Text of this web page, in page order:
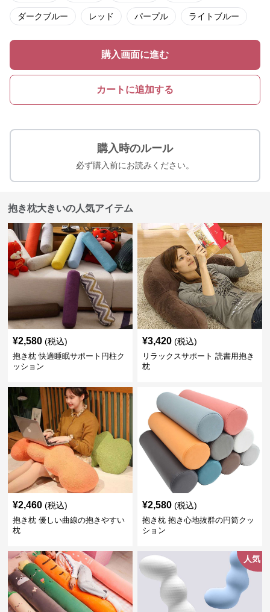
ダークブルー レッド パープル ライトブルー
購入画面に進む
カートに追加する
購入時のルール
必ず購入前にお読みください。
抱き枕大きいの人気アイテム
¥2,580 (税込)
抱き枕 快適睡眠サポート円柱ク
ッション
¥3,420 (税込)
リラックスサポート 読書用抱き
枕
¥2,460 (税込)
抱き枕 優しい曲線の抱きやすい
枕
¥2,580 (税込)
抱き枕 抱き心地抜群の円筒クッ
ション
人気